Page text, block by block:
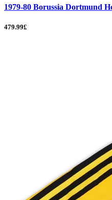
1979-80 Borussia Dortmund
479.99£